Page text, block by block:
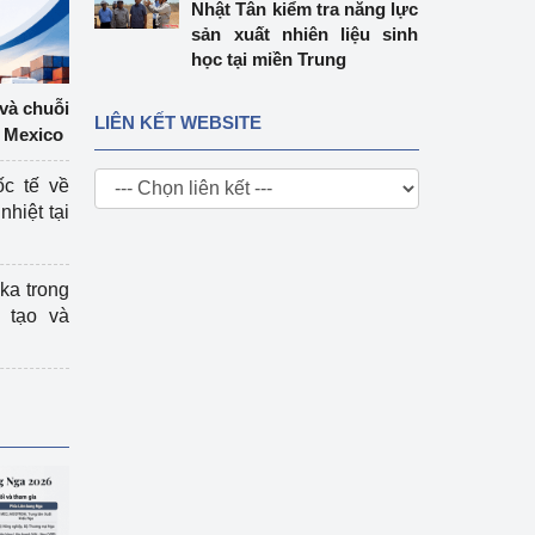
chuỗi
tế về
tại
trong
tạo và
Nhật Tân kiểm tra năng lực
sản xuất nhiên liệu sinh
học tại miền Trung
LIÊN KẾT WEBSITE